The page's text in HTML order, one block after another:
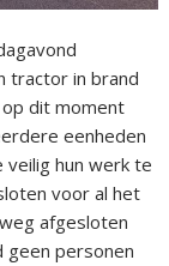
tractor in brand
dit moment
eenheden
hun werk te
voor al het
afgesloten
geen personen